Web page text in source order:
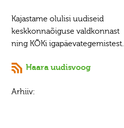
Kajastame olulisi uudiseid
keskkonnaõiguse valdkonnast
ning KÕKi igapäevategemistest.
Haara uudisvoog
Arhiiv: